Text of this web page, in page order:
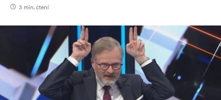
3 min. čtení